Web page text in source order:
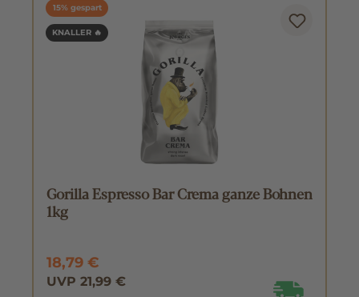
15% gespart
KNALLER 🔥
Gorilla Espresso Bar Crema ganze Bohnen
1kg
18,79 €
UVP 21,99 €